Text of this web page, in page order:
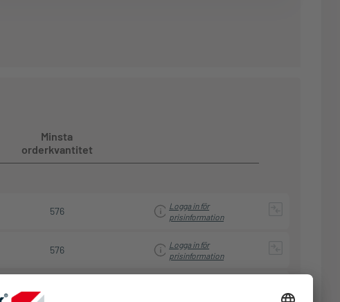
Minsta
orderkvantitet
576
Logga in för
prisinformation
576
Logga in för
prisinformation